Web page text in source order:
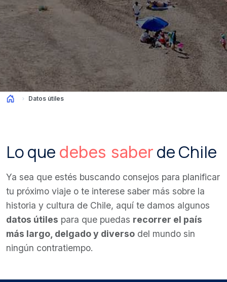
Datos útiles
Lo que debes saber de Chile
Ya sea que estés buscando consejos para planificar
tu próximo viaje o te interese saber más sobre la
historia y cultura de Chile, aquí te damos algunos
datos útiles para que puedas recorrer el país
más largo, delgado y diverso del mundo sin
ningún contratiempo.